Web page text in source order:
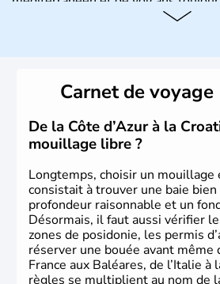
avant J.C. A la suite d'invasions
d'Occident s'effondre au Vème
est proclamé en 1861, Rome est
devient sa capitale officielle. Il
qu'un référendum mette fin à la
l'exile la famille royale. La
proclamée.
Carnet de voyage
De la Côte d’Azur à la
mouillage libre ?
Longtemps, choisir un mouillage
consistait à trouver une baie
profondeur raisonnable et un
Désormais, il faut aussi vérifier
zones de posidonie, les permis
réserver une bouée avant même
France aux Baléares, de l’Italie à
règles se multiplient au nom de